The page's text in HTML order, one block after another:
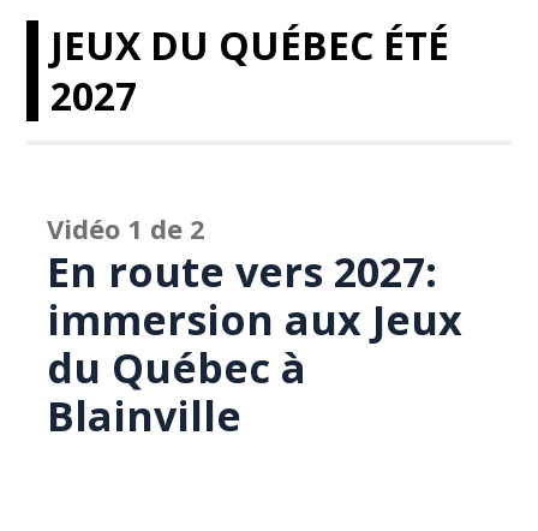
JEUX DU QUÉBEC ÉTÉ
2027
Vidéo 1 de 2
En route vers 2027:
immersion aux Jeux
du Québec à
Blainville